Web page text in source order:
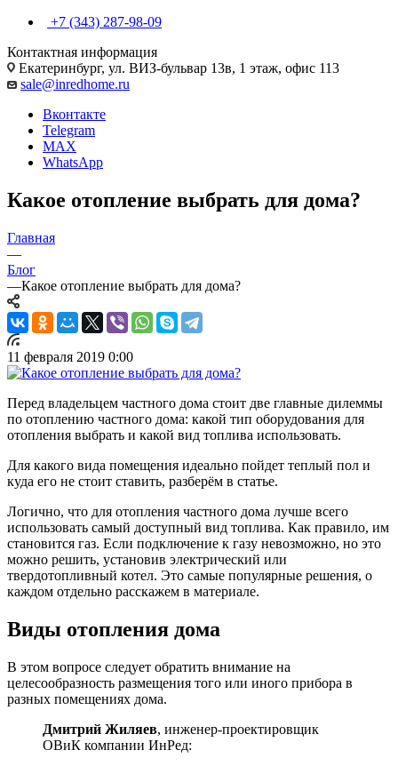
+7 (343) 287-98-09
Контактная информация
Екатеринбург, ул. ВИЗ-бульвар 13в, 1 этаж, офис 113
sale@inredhome.ru
Вконтакте
Telegram
MAX
WhatsApp
Какое отопление выбрать для дома?
Главная
—
Блог
—Какое отопление выбрать для дома?
11 февраля 2019 0:00
Перед владельцем частного дома стоит две главные дилеммы
по отоплению частного дома: какой тип оборудования для
отопления выбрать и какой вид топлива использовать.
Для какого вида помещения идеально пойдет теплый пол и
куда его не стоит ставить, разберём в статье.
Логично, что для отопления частного дома лучше всего
использовать самый доступный вид топлива. Как правило, им
становится газ. Если подключение к газу невозможно, но это
можно решить, установив электрический или
твердотопливный котел. Это самые популярные решения, о
каждом отдельно расскажем в материале.
Виды отопления дома
В этом вопросе следует обратить внимание на
целесообразность размещения того или иного прибора в
разных помещениях дома.
Дмитрий Жиляев, инженер-проектировщик
ОВиК компании ИнРед: